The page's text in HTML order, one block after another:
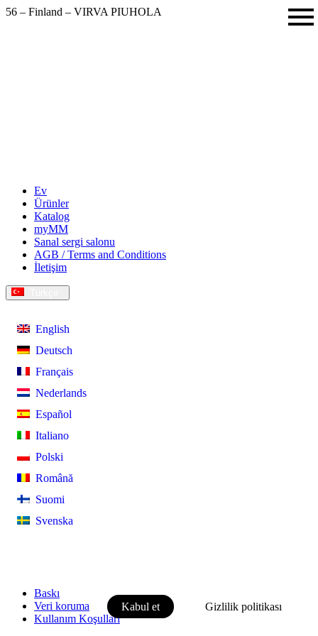
56 – Finland – VIRVA PIUHOLA
Ev
Ürünler
Katalog
myMM
Sanal sergi salonu
AGB / Terms and Conditions
İletişim
English
Deutsch
Français
Nederlands
Español
Italiano
Polski
Română
Suomi
Svenska
Baskı
Veri koruma
Kullanım Koşulları
Kabul et
Gizlilik politikası